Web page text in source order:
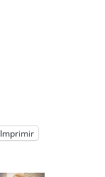
Imprimir